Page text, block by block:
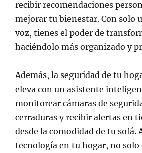
recibir recomendaciones
mejorar tu bienestar. Con solo
voz, tienes el poder de
haciéndolo más organizado y
Además, la seguridad de tu
eleva con un asistente
monitorear cámaras de
cerraduras y recibir alertas en
desde la comodidad de tu sofá.
tecnología en tu hogar, no